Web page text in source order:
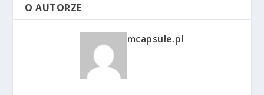
O AUTORZE
mcapsule.pl